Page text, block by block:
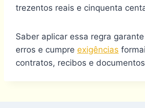
trezentos reais e cinquenta
Saber aplicar essa regra
erros e cumpre exigências
contratos, recibos e